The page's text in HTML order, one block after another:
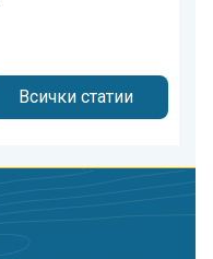
Всички статии